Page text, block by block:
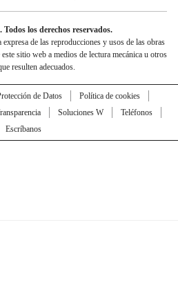
los derechos reservados.
de las reproducciones y usos de las obras
sitio web a medios de lectura mecánica u otros
resulten adecuados.
de Datos
Política de cookies
Soluciones W
Teléfonos
Escríbanos